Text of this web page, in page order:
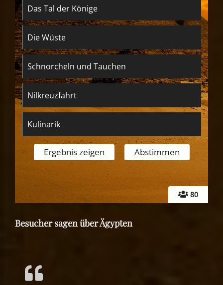
80
Das Tal der Könige
Die Wüste
Schnorcheln und Tauchen
Nilkreuzfahrt
Kulinarik
Besucher sagen über Ägypten